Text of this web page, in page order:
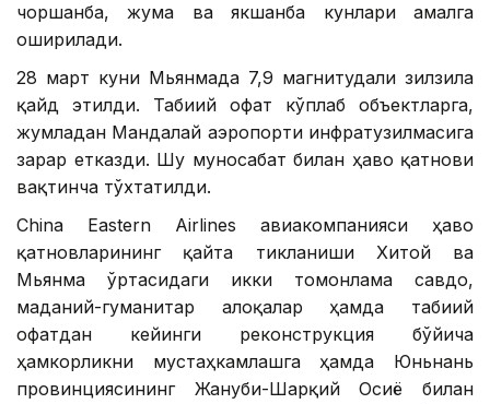
чоршанба, жума ва якшанба кунлари амалга
оширилади.
28 март куни Мьянмада 7,9 магнитудали зилзила
қайд этилди. Табиий офат кўплаб объектларга,
жумладан Мандалай аэропорти инфратузилмасига
зарар етказди. Шу муносабат билан ҳаво қатнови
вақтинча тўхтатилди.
China Eastern Airlines авиакомпанияси ҳаво
қатновларининг қайта тикланиши Хитой ва
Мьянма ўртасидаги икки томонлама савдо,
маданий-гуманитар алоқалар ҳамда табиий
офатдан кейинги реконструкция бўйича
ҳамкорликни мустаҳкамлашга ҳамда Юньнань
провинциясининг Жануби-Шарқий Осиё билан